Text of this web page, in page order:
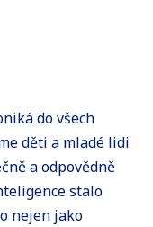
do všech
děti a mladé lidi
a odpovědně
stalo
nejen jako